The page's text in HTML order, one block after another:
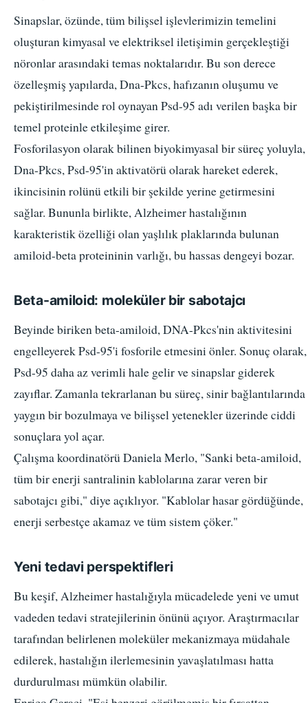
Sinapslar, özünde, tüm bilişsel işlevlerimizin temelini
oluşturan kimyasal ve elektriksel iletişimin gerçekleştiği
nöronlar arasındaki temas noktalarıdır. Bu son derece
özelleşmiş yapılarda, Dna-Pkcs, hafızanın oluşumu ve
pekiştirilmesinde rol oynayan Psd-95 adı verilen başka bir
temel proteinle etkileşime girer.
Fosforilasyon olarak bilinen biyokimyasal bir süreç yoluyla,
Dna-Pkcs, Psd-95'in aktivatörü olarak hareket ederek,
ikincisinin rolünü etkili bir şekilde yerine getirmesini
sağlar. Bununla birlikte, Alzheimer hastalığının
karakteristik özelliği olan yaşlılık plaklarında bulunan
amiloid-beta proteininin varlığı, bu hassas dengeyi bozar.
Beta-amiloid: moleküler bir sabotajcı
Beyinde biriken beta-amiloid, DNA-Pkcs'nin aktivitesini
engelleyerek Psd-95'i fosforile etmesini önler. Sonuç olarak,
Psd-95 daha az verimli hale gelir ve sinapslar giderek
zayıflar. Zamanla tekrarlanan bu süreç, sinir bağlantılarında
yaygın bir bozulmaya ve bilişsel yetenekler üzerinde ciddi
sonuçlara yol açar.
Çalışma koordinatörü Daniela Merlo, "Sanki beta-amiloid,
tüm bir enerji santralinin kablolarına zarar veren bir
sabotajcı gibi," diye açıklıyor. "Kablolar hasar gördüğünde,
enerji serbestçe akamaz ve tüm sistem çöker."
Yeni tedavi perspektifleri
Bu keşif, Alzheimer hastalığıyla mücadelede yeni ve umut
vadeden tedavi stratejilerinin önünü açıyor. Araştırmacılar
tarafından belirlenen moleküler mekanizmaya müdahale
edilerek, hastalığın ilerlemesinin yavaşlatılması hatta
durdurulması mümkün olabilir.